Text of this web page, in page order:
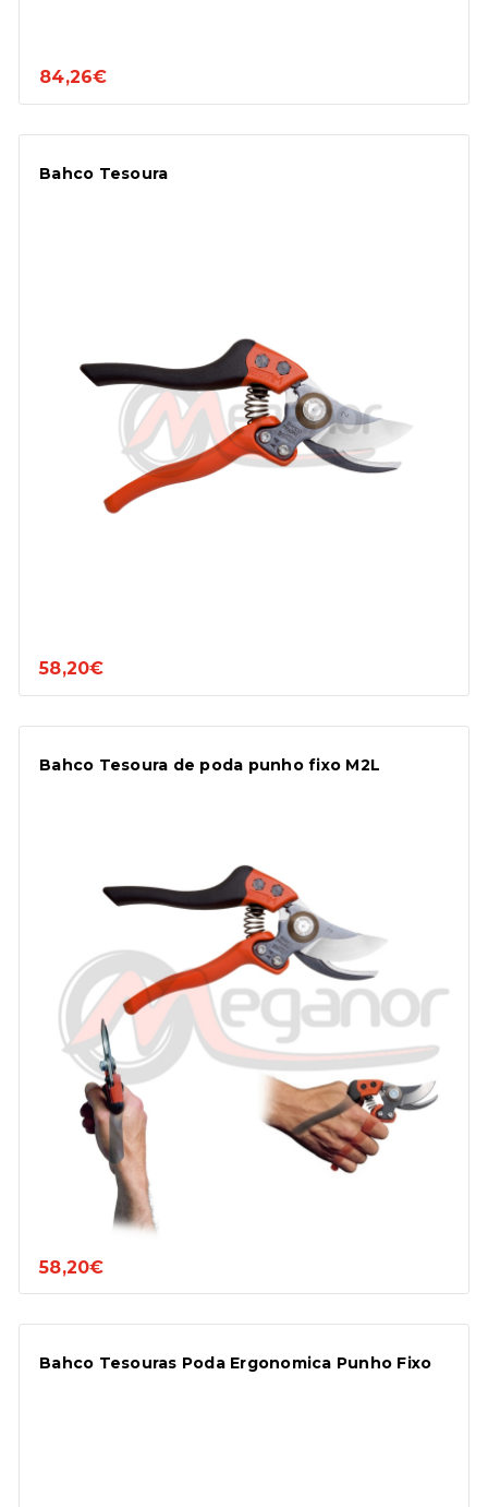
84,26€
Bahco Tesoura
58,20€
Bahco Tesoura de poda punho fixo M2L
58,20€
Bahco Tesouras Poda Ergonomica Punho Fixo